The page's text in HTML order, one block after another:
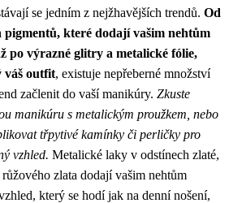
se jedním z nejžhavějších trendů. Od
které dodají vašim nehtům
po výrazné glitry a metalické fólie,
váš outfit, existuje nepřeberné množství
začlenit do vaší manikúry. Zkuste
manikúru s metalickým proužkem, nebo
třpytivé kamínky či perličky pro
vzhled. Metalické laky v odstínech zlaté,
zlata dodají vašim nehtům
který se hodí jak na denní nošení,